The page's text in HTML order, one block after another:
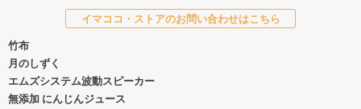
イマココ・ストアのお問い合わせはこちら
竹布
月のしずく
エムズシステム波動スピーカー
無添加 にんじんジュース